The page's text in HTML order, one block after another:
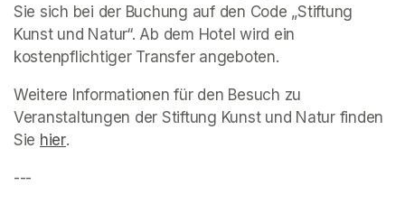
Sie sich bei der Buchung auf den Code „Stiftung
Kunst und Natur“. Ab dem Hotel wird ein
kostenpflichtiger Transfer angeboten.
Weitere Informationen für den Besuch zu
Veranstaltungen der Stiftung Kunst und Natur finden
Sie (opens in a new tab)
hier(opens in a new tab)
.
---